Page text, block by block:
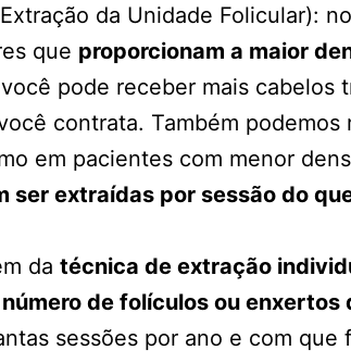
da Unidade Folicular):
que proporcionam a maior
pode receber mais cabelos
contrata. Também podemos
em pacientes com menor
ser extraídas por sessão do
da técnica de extração
de folículos ou
sessões por ano e com que